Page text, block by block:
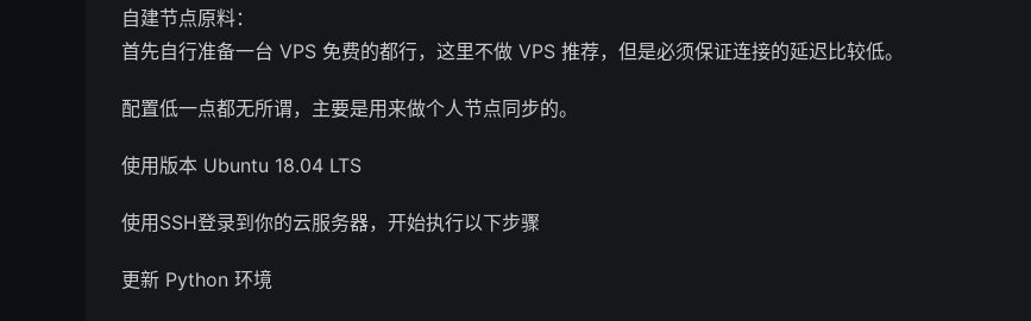
自建节点原料：
首先自行准备一台 VPS 免费的都行，这里不做 VPS 推荐，但是必须保证连接的延迟比较低。
配置低一点都无所谓，主要是用来做个人节点同步的。
使用版本 Ubuntu 18.04 LTS
使用SSH登录到你的云服务器，开始执行以下步骤
更新 Python 环境